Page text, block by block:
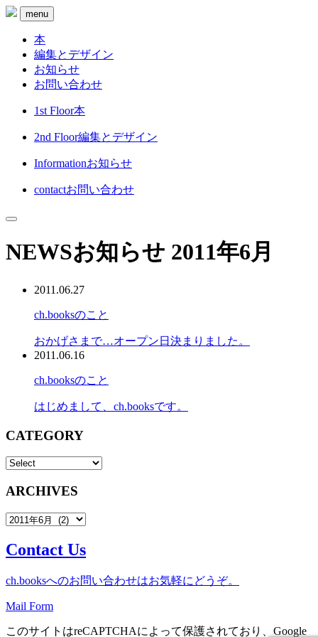
menu
本
編集とデザイン
お知らせ
お問い合わせ
1st Floor本
2nd Floor編集とデザイン
Informationお知らせ
contactお問い合わせ
NEWSお知らせ 2011年6月
2011.06.27
ch.booksのこと
おかげさまで…オープン日決まりました。
2011.06.16
ch.booksのこと
はじめまして、ch.booksです。
CATEGORY
ARCHIVES
Contact Us
ch.booksへのお問い合わせはお気軽にどうぞ。
Mail Form
このサイトはreCAPTCHAによって保護されており、Google